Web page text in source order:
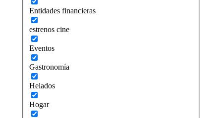
Entidades financieras
estrenos cine
Eventos
Gastronomía
Helados
Hogar